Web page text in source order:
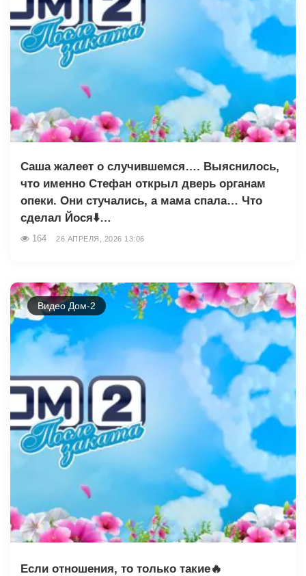
Саша жалеет о случившемся…. Выяснилось,
что именно Стефан открыл дверь органам
опеки. Они стучались, а мама спала… Что
сделал Йося⬇️…
164 26 АПРЕЛЯ, 2026 13:06
Видео Дом-2
Если отношения, то только такие🔥